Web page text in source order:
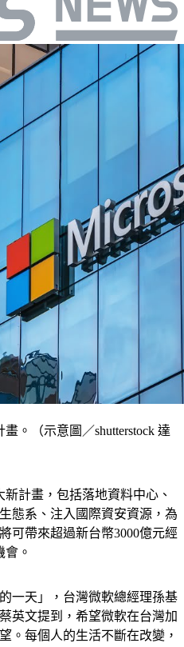
。（示意圖／shutterstock 達
計畫，包括落地資料中心、
態系、注入國際資安資源，為
可帶來超過新台幣3000億元經
。
一天」，台灣微軟總經理孫基
英文提到，希望微軟在台灣加
。每個人的生活不斷在改變，